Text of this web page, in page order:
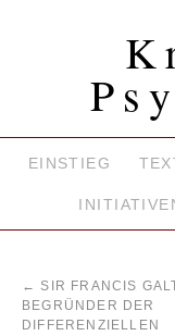
EINSTIEG
← SIR FRANCIS
BEGRÜNDER DER
DIFFERENZIELLEN